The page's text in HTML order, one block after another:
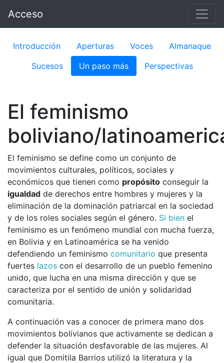
Acceso
Introducción Aperturas Voces
Almanaque
Sucesos
Un paso más Perspectivas
El feminismo
boliviano/
El feminismo se define como un conjunto de
movimientos culturales, políticos, sociales y
económicos que tienen como propósito conseguir la
igualdad de derechos entre hombres y mujeres y la
eliminación de la dominación patriarcal en la sociedad
y de los roles sociales según el género. Si bien el
feminismo es un fenómeno mundial con mucha fuerza,
en Bolivia y en Latinoamérica se ha venido
defendiendo un feminismo comunitario que presenta
fuertes lazos con el desarrollo de un pueblo femenino
unido, que lucha en una misma dirección y que se
caracteriza por el sentido de unión y solidaridad
comunitaria.
A continuación vas a conocer de primera mano dos
movimientos bolivianos que activamente se dedican a
defender la situación desfavorable de las mujeres. Al
igual que Domitila Barrios utilizó la literatura y la